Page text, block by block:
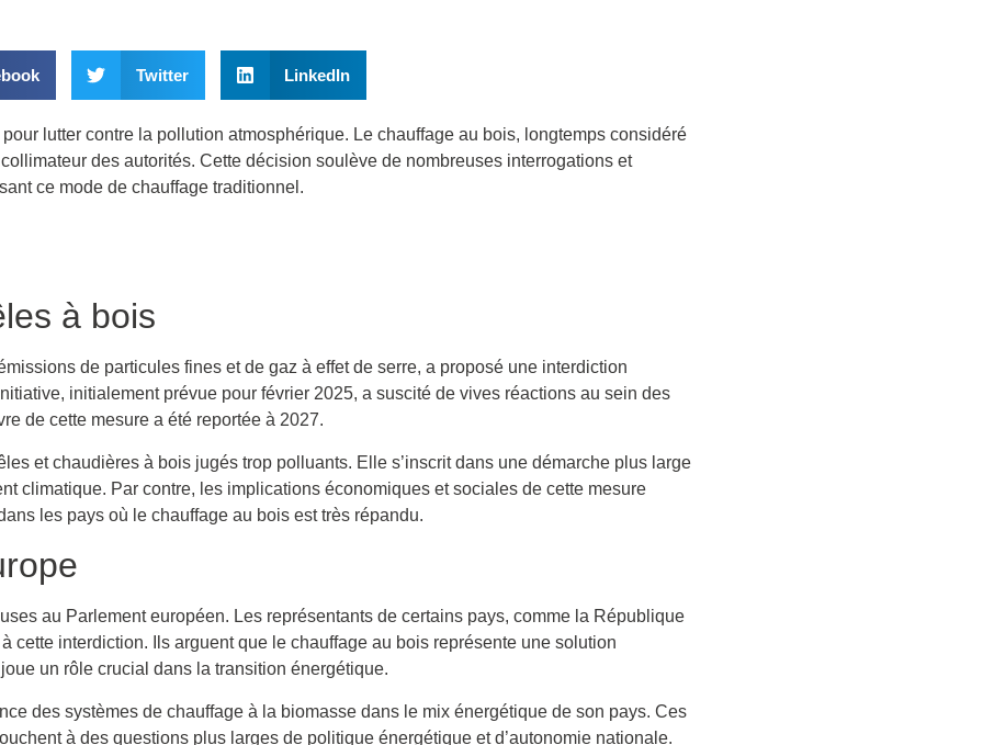
Twitter LinkedIn
lutter contre la pollution atmosphérique. Le chauffage au bois, longtemps considéré
des autorités. Cette décision soulève de nombreuses interrogations et
ce mode de chauffage traditionnel.
à bois
de particules fines et de gaz à effet de serre, a proposé une interdiction
initialement prévue pour février 2025, a suscité de vives réactions au sein des
de cette mesure a été reportée à 2027.
et chaudières à bois jugés trop polluants. Elle s’inscrit dans une démarche plus large
climatique. Par contre, les implications économiques et sociales de cette mesure
les pays où le chauffage au bois est très répandu.
au Parlement européen. Les représentants de certains pays, comme la République
cette interdiction. Ils arguent que le chauffage au bois représente une solution
un rôle crucial dans la transition énergétique.
des systèmes de chauffage à la biomasse dans le mix énergétique de son pays. Ces
à des questions plus larges de politique énergétique et d’autonomie nationale.